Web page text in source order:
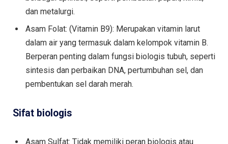
dan metalurgi.
Asam Folat: (Vitamin B9): Merupakan vitamin larut
dalam air yang termasuk dalam kelompok vitamin B.
Berperan penting dalam fungsi biologis tubuh, seperti
sintesis dan perbaikan DNA, pertumbuhan sel, dan
pembentukan sel darah merah.
Sifat biologis
Asam Sulfat: Tidak memiliki peran biologis atau